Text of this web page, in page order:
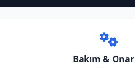
Bakım &